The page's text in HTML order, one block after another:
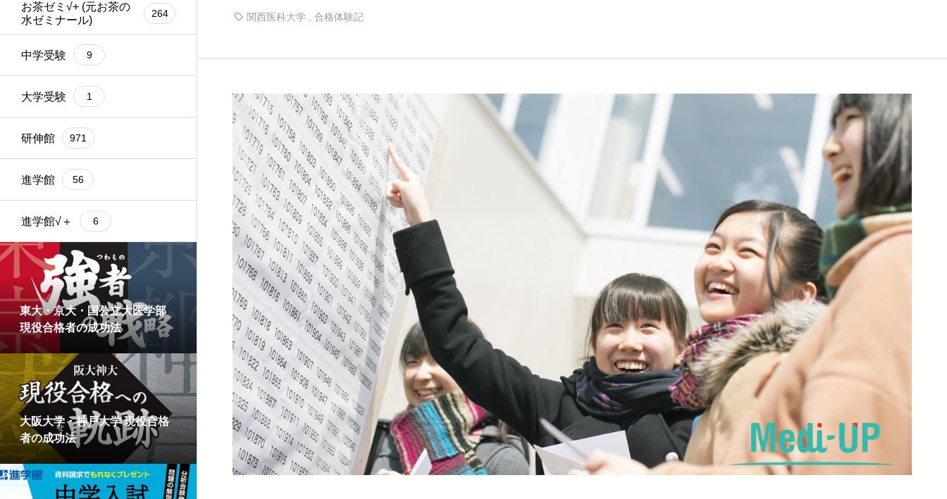
お茶ゼミ√+ (元お茶の
水ゼミナール)
264
中学受験 9
大学受験 1
研伸館 971
進学館 56
進学館√＋ 6
東大・京大・国公立大医学部
現役合格者の成功法
大阪大学・神戸大学 現役合格
者の成功法
関西医科大学 合格体験記